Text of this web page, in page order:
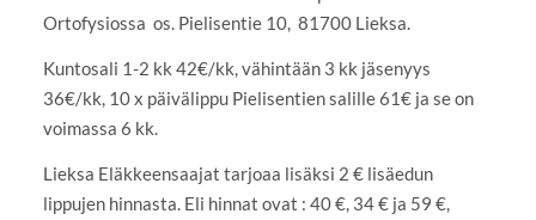
Ortofysiossa os. Pielisentie 10, 81700 Lieksa.
Kuntosali 1-2 kk 42€/kk, vähintään 3 kk jäsenyys
36€/kk, 10 x päivälippu Pielisentien salille 61€ ja se on
voimassa 6 kk.
Lieksa Eläkkeensaajat tarjoaa lisäksi 2 € lisäedun
lippujen hinnasta. Eli hinnat ovat : 40 €, 34 € ja 59 €,